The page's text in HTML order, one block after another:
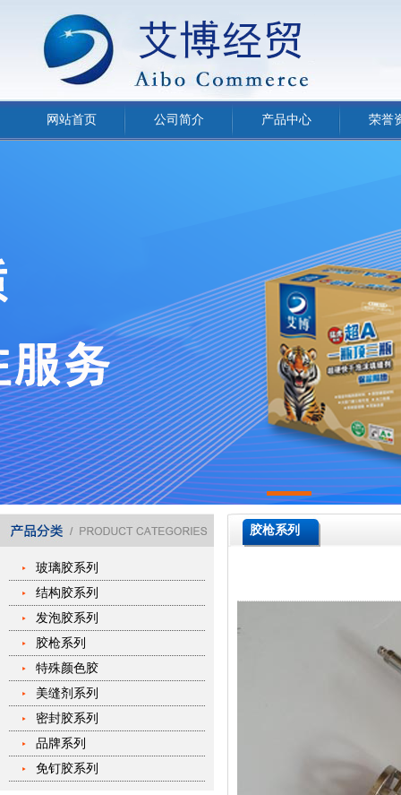
网站首页 公司简介 产品中心 荣誉
玻璃胶系列
结构胶系列
发泡胶系列
胶枪系列
特殊颜色胶
美缝剂系列
密封胶系列
品牌系列
免钉胶系列
胶枪系列